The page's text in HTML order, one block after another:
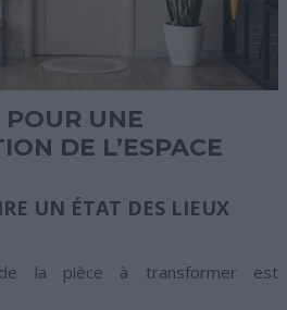
POUR UNE
DE L’ESPACE
UN ÉTAT DES LIEUX
la pièce à transformer est